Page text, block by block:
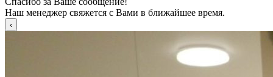
Наш менеджер свяжется с Вами в ближайшее время.